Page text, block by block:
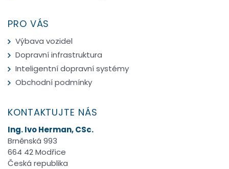
PRO VÁS
Výbava vozidel
Dopravní infrastruktura
Inteligentní dopravní systémy
Obchodní podmínky
KONTAKTUJTE NÁS
Ing. Ivo Herman, CSc.
Brněnská 993
664 42 Modřice
Česká republika